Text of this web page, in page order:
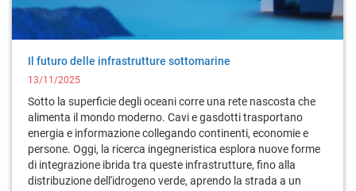
Il futuro delle infrastrutture sottomarine
13/11/2025
Sotto la superficie degli oceani corre una rete nascosta che
alimenta il mondo moderno. Cavi e gasdotti trasportano
energia e informazione collegando continenti, economie e
persone. Oggi, la ricerca ingegneristica esplora nuove forme
di integrazione ibrida tra queste infrastrutture, fino alla
distribuzione dell'idrogeno verde, aprendo la strada a un